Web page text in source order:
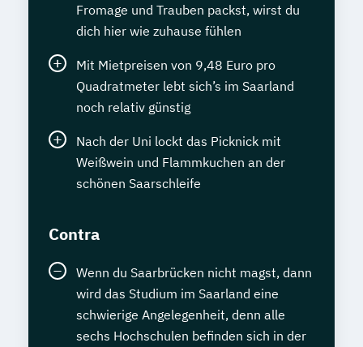
Fromage und Trauben packst, wirst du
dich hier wie zuhause fühlen
Mit Mietpreisen von 9,48 Euro pro
Quadratmeter lebt sich’s im Saarland
noch relativ günstig
Nach der Uni lockt das Picknick mit
Weißwein und Flammkuchen an der
schönen Saarschleife
Contra
Wenn du Saarbrücken nicht magst, dann
wird das Studium im Saarland eine
schwierige Angelegenheit, denn alle
sechs Hochschulen befinden sich in der